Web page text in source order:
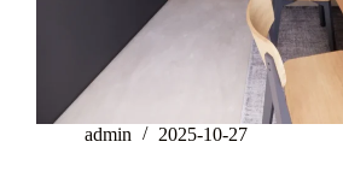
admin 2025-10-27